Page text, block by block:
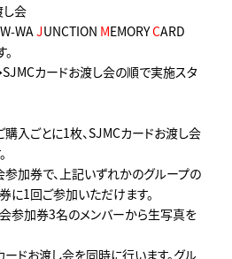
し会
WA JUNCTION MEMORYCARD
カードお渡し会の順で実施スタ
入ごとに1枚、SJMCカードお渡し会
加券で、上記いずれかのグループの
に1回ご参加いただけます。
参加券3名のメンバーから生写真を
ドお渡し会を同時に行います。グル